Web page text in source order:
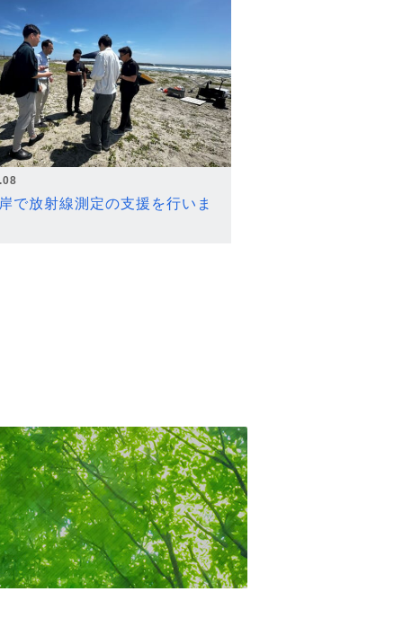
で放射線測定の支援を行いま